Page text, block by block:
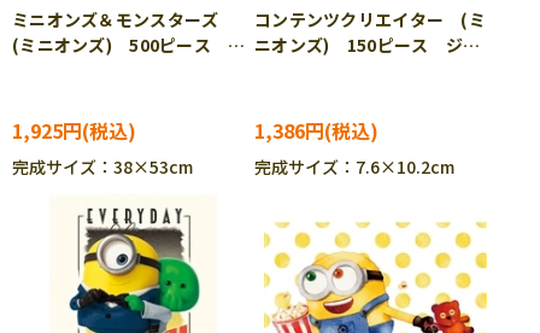
ミニオンズ＆モンスターズ
(ミニオンズ) 500ピース ジ
1,925円
完成サイズ：38×53cm
コンテンツクリエイター (ミ
ニオンズ) 150ピース ジグ
1,386円
完成サイズ：7.6×10.2cm